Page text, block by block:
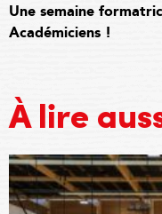
Une semaine
Académiciens !
À lire